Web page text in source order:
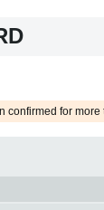
confirmed for more